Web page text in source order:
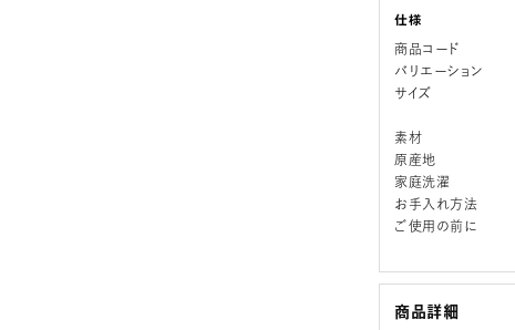
商品コード
バリエーション
サイズ
素材
原産地
家庭洗濯
お手入れ方法
ご使用の前に
商品詳細